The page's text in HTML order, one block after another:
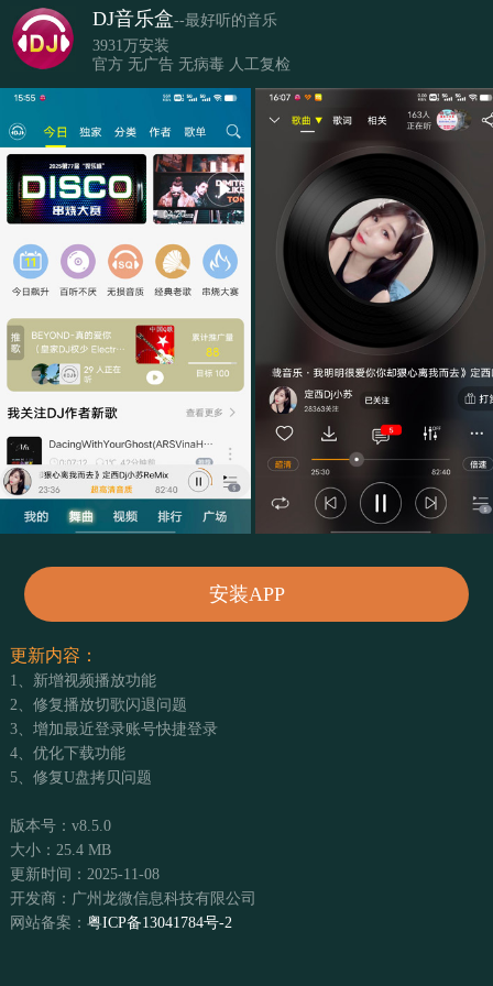
DJ音乐盒--最好听的音乐
3931万安装
官方 无广告 无病毒 人工复检
安装APP
更新内容：
1、新增视频播放功能
2、修复播放切歌闪退问题
3、增加最近登录账号快捷登录
4、优化下载功能
5、修复U盘拷贝问题
版本号：v8.5.0
大小：25.4 MB
更新时间：2025-11-08
开发商：广州龙微信息科技有限公司
网站备案： 粤ICP备13041784号-2